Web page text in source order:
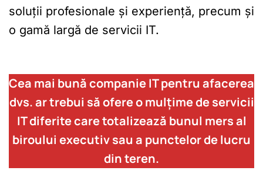
soluții profesionale și experiență, precum și
o gamă largă de servicii IT.
Cea mai bună companie IT pentru afacerea
dvs. ar trebui să ofere o mulțime de servicii
IT diferite care totalizează bunul mers al
biroului executiv sau a punctelor de lucru
din teren.